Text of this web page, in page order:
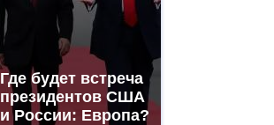
Где будет встреча
президентов США
и России: Европа?